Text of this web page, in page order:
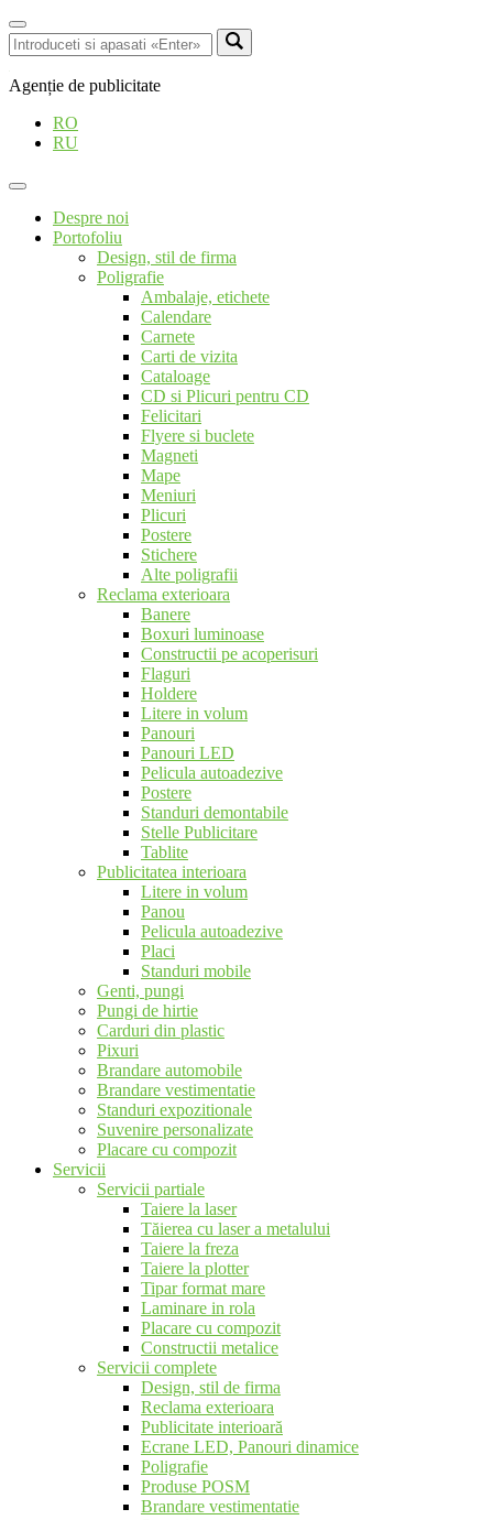
Agenție de publicitate
RO
RU
Despre noi
Portofoliu
Design, stil de firma
Poligrafie
Ambalaje, etichete
Calendare
Carnete
Carti de vizita
Cataloage
CD si Plicuri pentru CD
Felicitari
Flyere si buclete
Magneti
Mape
Meniuri
Plicuri
Postere
Stichere
Alte poligrafii
Reclama exterioara
Banere
Boxuri luminoase
Constructii pe acoperisuri
Flaguri
Holdere
Litere in volum
Panouri
Panouri LED
Pelicula autoadezive
Postere
Standuri demontabile
Stelle Publicitare
Tablite
Publicitatea interioara
Litere in volum
Panou
Pelicula autoadezive
Placi
Standuri mobile
Genti, pungi
Pungi de hirtie
Carduri din plastic
Pixuri
Brandare automobile
Brandare vestimentatie
Standuri expozitionale
Suvenire personalizate
Placare cu compozit
Servicii
Servicii partiale
Taiere la laser
Tăierea cu laser a metalului
Taiere la freza
Taiere la plotter
Tipar format mare
Laminare in rola
Placare cu compozit
Constructii metalice
Servicii complete
Design, stil de firma
Reclama exterioara
Publicitate interioară
Ecrane LED, Panouri dinamice
Poligrafie
Produse POSM
Brandare vestimentatie